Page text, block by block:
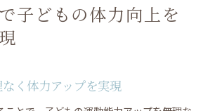
子どもの体力向上を
く体力アップを実現